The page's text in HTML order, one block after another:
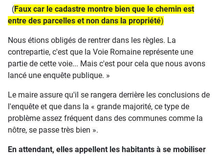
(Faux car le cadastre montre bien que le chemin est
entre des parcelles et non dans la propriété)
Nous étions obligés de rentrer dans les règles. La
contrepartie, c'est que la Voie Romaine représente une
partie de cette voie... Mais c'est pour cela que nous avons
lancé une enquête publique. »
Le maire assure qu'il se rangera derrière les conclusions de
l'enquête et que dans la « grande majorité, ce type de
problème assez fréquent dans des communes comme la
nôtre, se passe très bien ».
En attendant, elles appellent les habitants à se mobiliser